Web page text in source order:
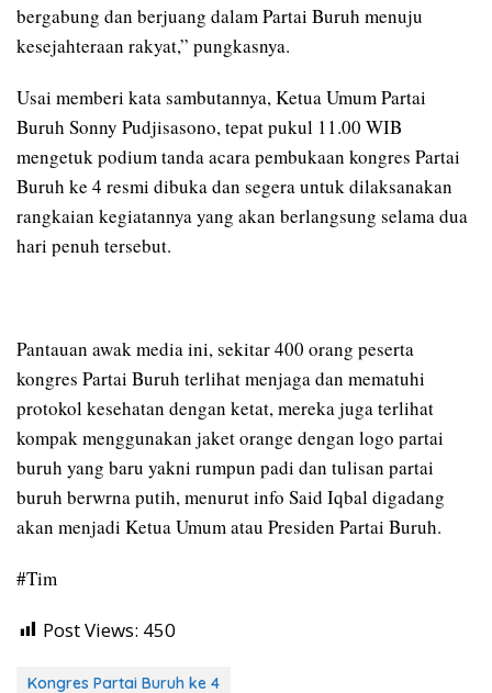
bergabung dan berjuang dalam Partai Buruh menuju
kesejahteraan rakyat,” pungkasnya.
Usai memberi kata sambutannya, Ketua Umum Partai
Buruh Sonny Pudjisasono, tepat pukul 11.00 WIB
mengetuk podium tanda acara pembukaan kongres Partai
Buruh ke 4 resmi dibuka dan segera untuk dilaksanakan
rangkaian kegiatannya yang akan berlangsung selama dua
hari penuh tersebut.
Pantauan awak media ini, sekitar 400 orang peserta
kongres Partai Buruh terlihat menjaga dan mematuhi
protokol kesehatan dengan ketat, mereka juga terlihat
kompak menggunakan jaket orange dengan logo partai
buruh yang baru yakni rumpun padi dan tulisan partai
buruh berwrna putih, menurut info Said Iqbal digadang
akan menjadi Ketua Umum atau Presiden Partai Buruh.
#Tim
Post Views: 450
Kongres Partai Buruh ke 4